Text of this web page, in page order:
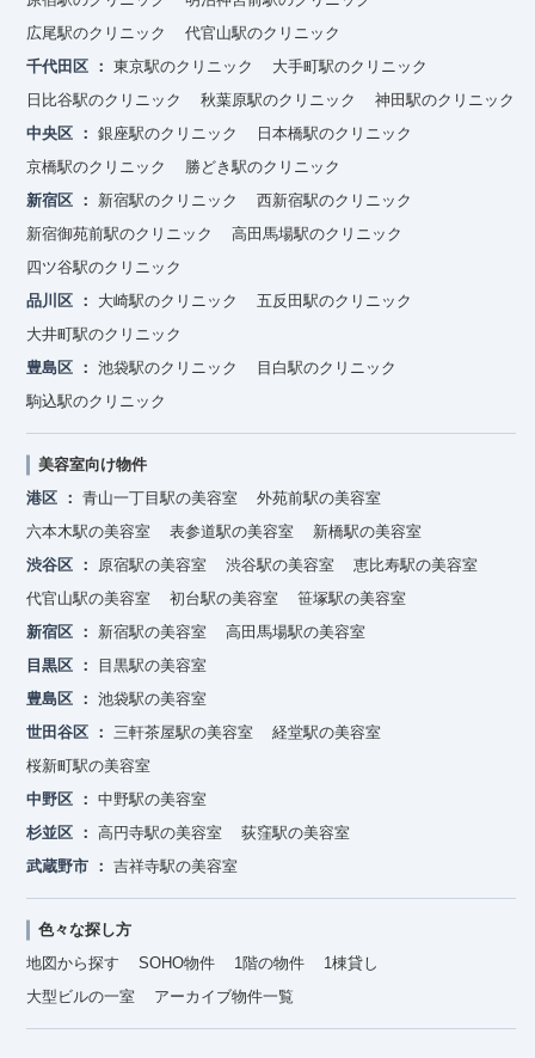
広尾駅のクリニック
代官山駅のクリニック
千代田区
東京駅のクリニック
大手町駅のクリニック
日比谷駅のクリニック
秋葉原駅のクリニック
神田駅のクリニック
中央区
銀座駅のクリニック
日本橋駅のクリニック
京橋駅のクリニック
勝どき駅のクリニック
新宿区
新宿駅のクリニック
西新宿駅のクリニック
新宿御苑前駅のクリニック
高田馬場駅のクリニック
四ツ谷駅のクリニック
品川区
大崎駅のクリニック
五反田駅のクリニック
大井町駅のクリニック
豊島区
池袋駅のクリニック
目白駅のクリニック
駒込駅のクリニック
美容室向け物件
港区
青山一丁目駅の美容室
外苑前駅の美容室
六本木駅の美容室
表参道駅の美容室
新橋駅の美容室
渋谷区
原宿駅の美容室 渋谷駅の美容室
恵比寿駅の美容室
代官山駅の美容室
初台駅の美容室
笹塚駅の美容室
新宿区
新宿駅の美容室
高田馬場駅の美容室
目黒区
目黒駅の美容室
豊島区
池袋駅の美容室
世田谷区
三軒茶屋駅の美容室
経堂駅の美容室
桜新町駅の美容室
中野区
中野駅の美容室
杉並区
高円寺駅の美容室
荻窪駅の美容室
武蔵野市
吉祥寺駅の美容室
色々な探し方
地図から探す
SOHO物件 1階の物件
1棟貸し
大型ビルの一室
アーカイブ物件一覧